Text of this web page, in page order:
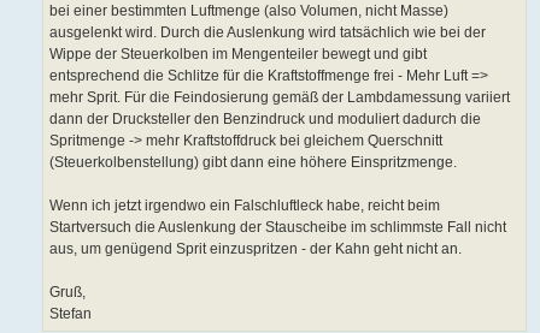
bei einer bestimmten Luftmenge (also Volumen, nicht Masse)
ausgelenkt wird. Durch die Auslenkung wird tatsächlich wie bei der
Wippe der Steuerkolben im Mengenteiler bewegt und gibt
entsprechend die Schlitze für die Kraftstoffmenge frei - Mehr Luft =>
mehr Sprit. Für die Feindosierung gemäß der Lambdamessung variiert
dann der Drucksteller den Benzindruck und moduliert dadurch die
Spritmenge -> mehr Kraftstoffdruck bei gleichem Querschnitt
(Steuerkolbenstellung) gibt dann eine höhere Einspritzmenge.
Wenn ich jetzt irgendwo ein Falschluftleck habe, reicht beim
Startversuch die Auslenkung der Stauscheibe im schlimmste Fall nicht
aus, um genügend Sprit einzuspritzen - der Kahn geht nicht an.
Gruß,
Stefan